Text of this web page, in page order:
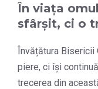
În viața
sfârșit, ci o
Învățătura Bisericii
piere, ci își
trecerea din